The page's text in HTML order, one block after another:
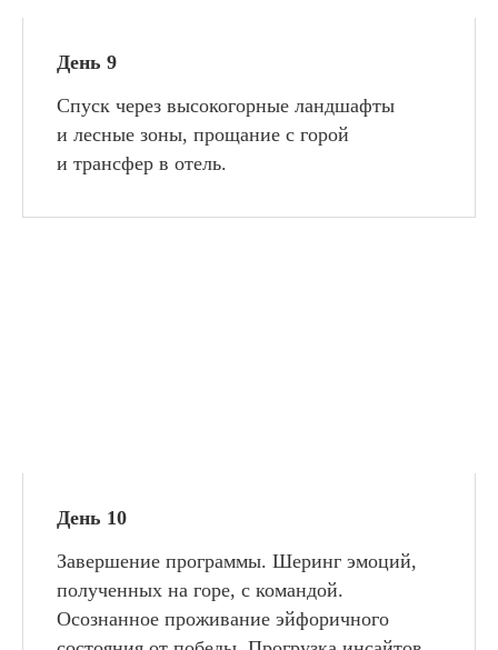
День 9
Спуск через высокогорные ландшафты
и лесные зоны, прощание с горой
и трансфер в отель.
День 10
Завершение программы. Шеринг эмоций,
полученных на горе, с командой.
Осознанное проживание эйфоричного